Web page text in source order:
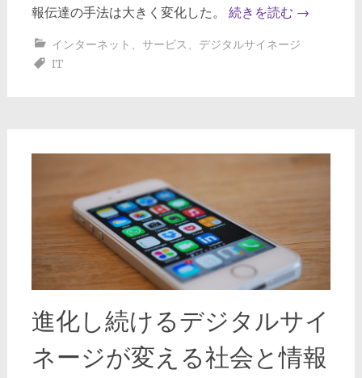
報伝達の手法は大きく変化した。 続きを読む →
インターネット 、 サービス 、 デジタルサイネージ
IT
進化し続けるデジタルサイ
ネージが変える社会と情報